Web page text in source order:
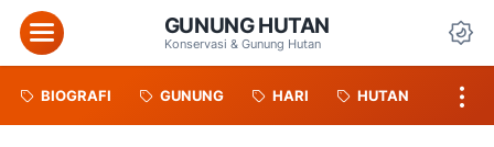
Menu GUNUNG HUTAN
Konservasi & Gunung Hutan
BIOGRAFI GUNUNG HARI HUTAN